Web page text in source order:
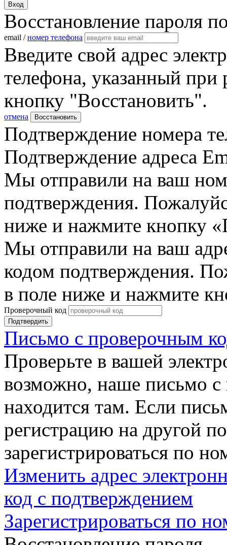
Вход
Восстановление пароля
email /номер телефона
Введите свой адрес
телефона, указанный при
кнопку "Восстановить".
отмена Восстановить
Подтверждение номера
Подтверждение адреса
Мы отправили на ваш
подтверждения.
ниже и нажмите кнопку
Мы отправили на ваш
кодом подтверждения.
в поле ниже и нажмите
Проверочный код
Подтвердить
Письмо с проверочным
Проверьте в вашей
возможно, наше письмо с
находится там. Если
регистрацию на другой
зарегистрироваться по
Изменить адрес
код с подтверждением
Зарегистрироваться по